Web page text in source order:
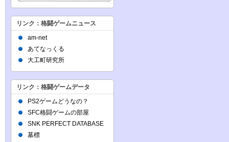
リンク：格闘ゲームニュース
am-net
あてなっくる
大工町研究所
リンク：格闘ゲームデータ
PS2ゲームどうなの？
SFC格闘ゲームの部屋
SNK PERFECT DATABASE
墓標